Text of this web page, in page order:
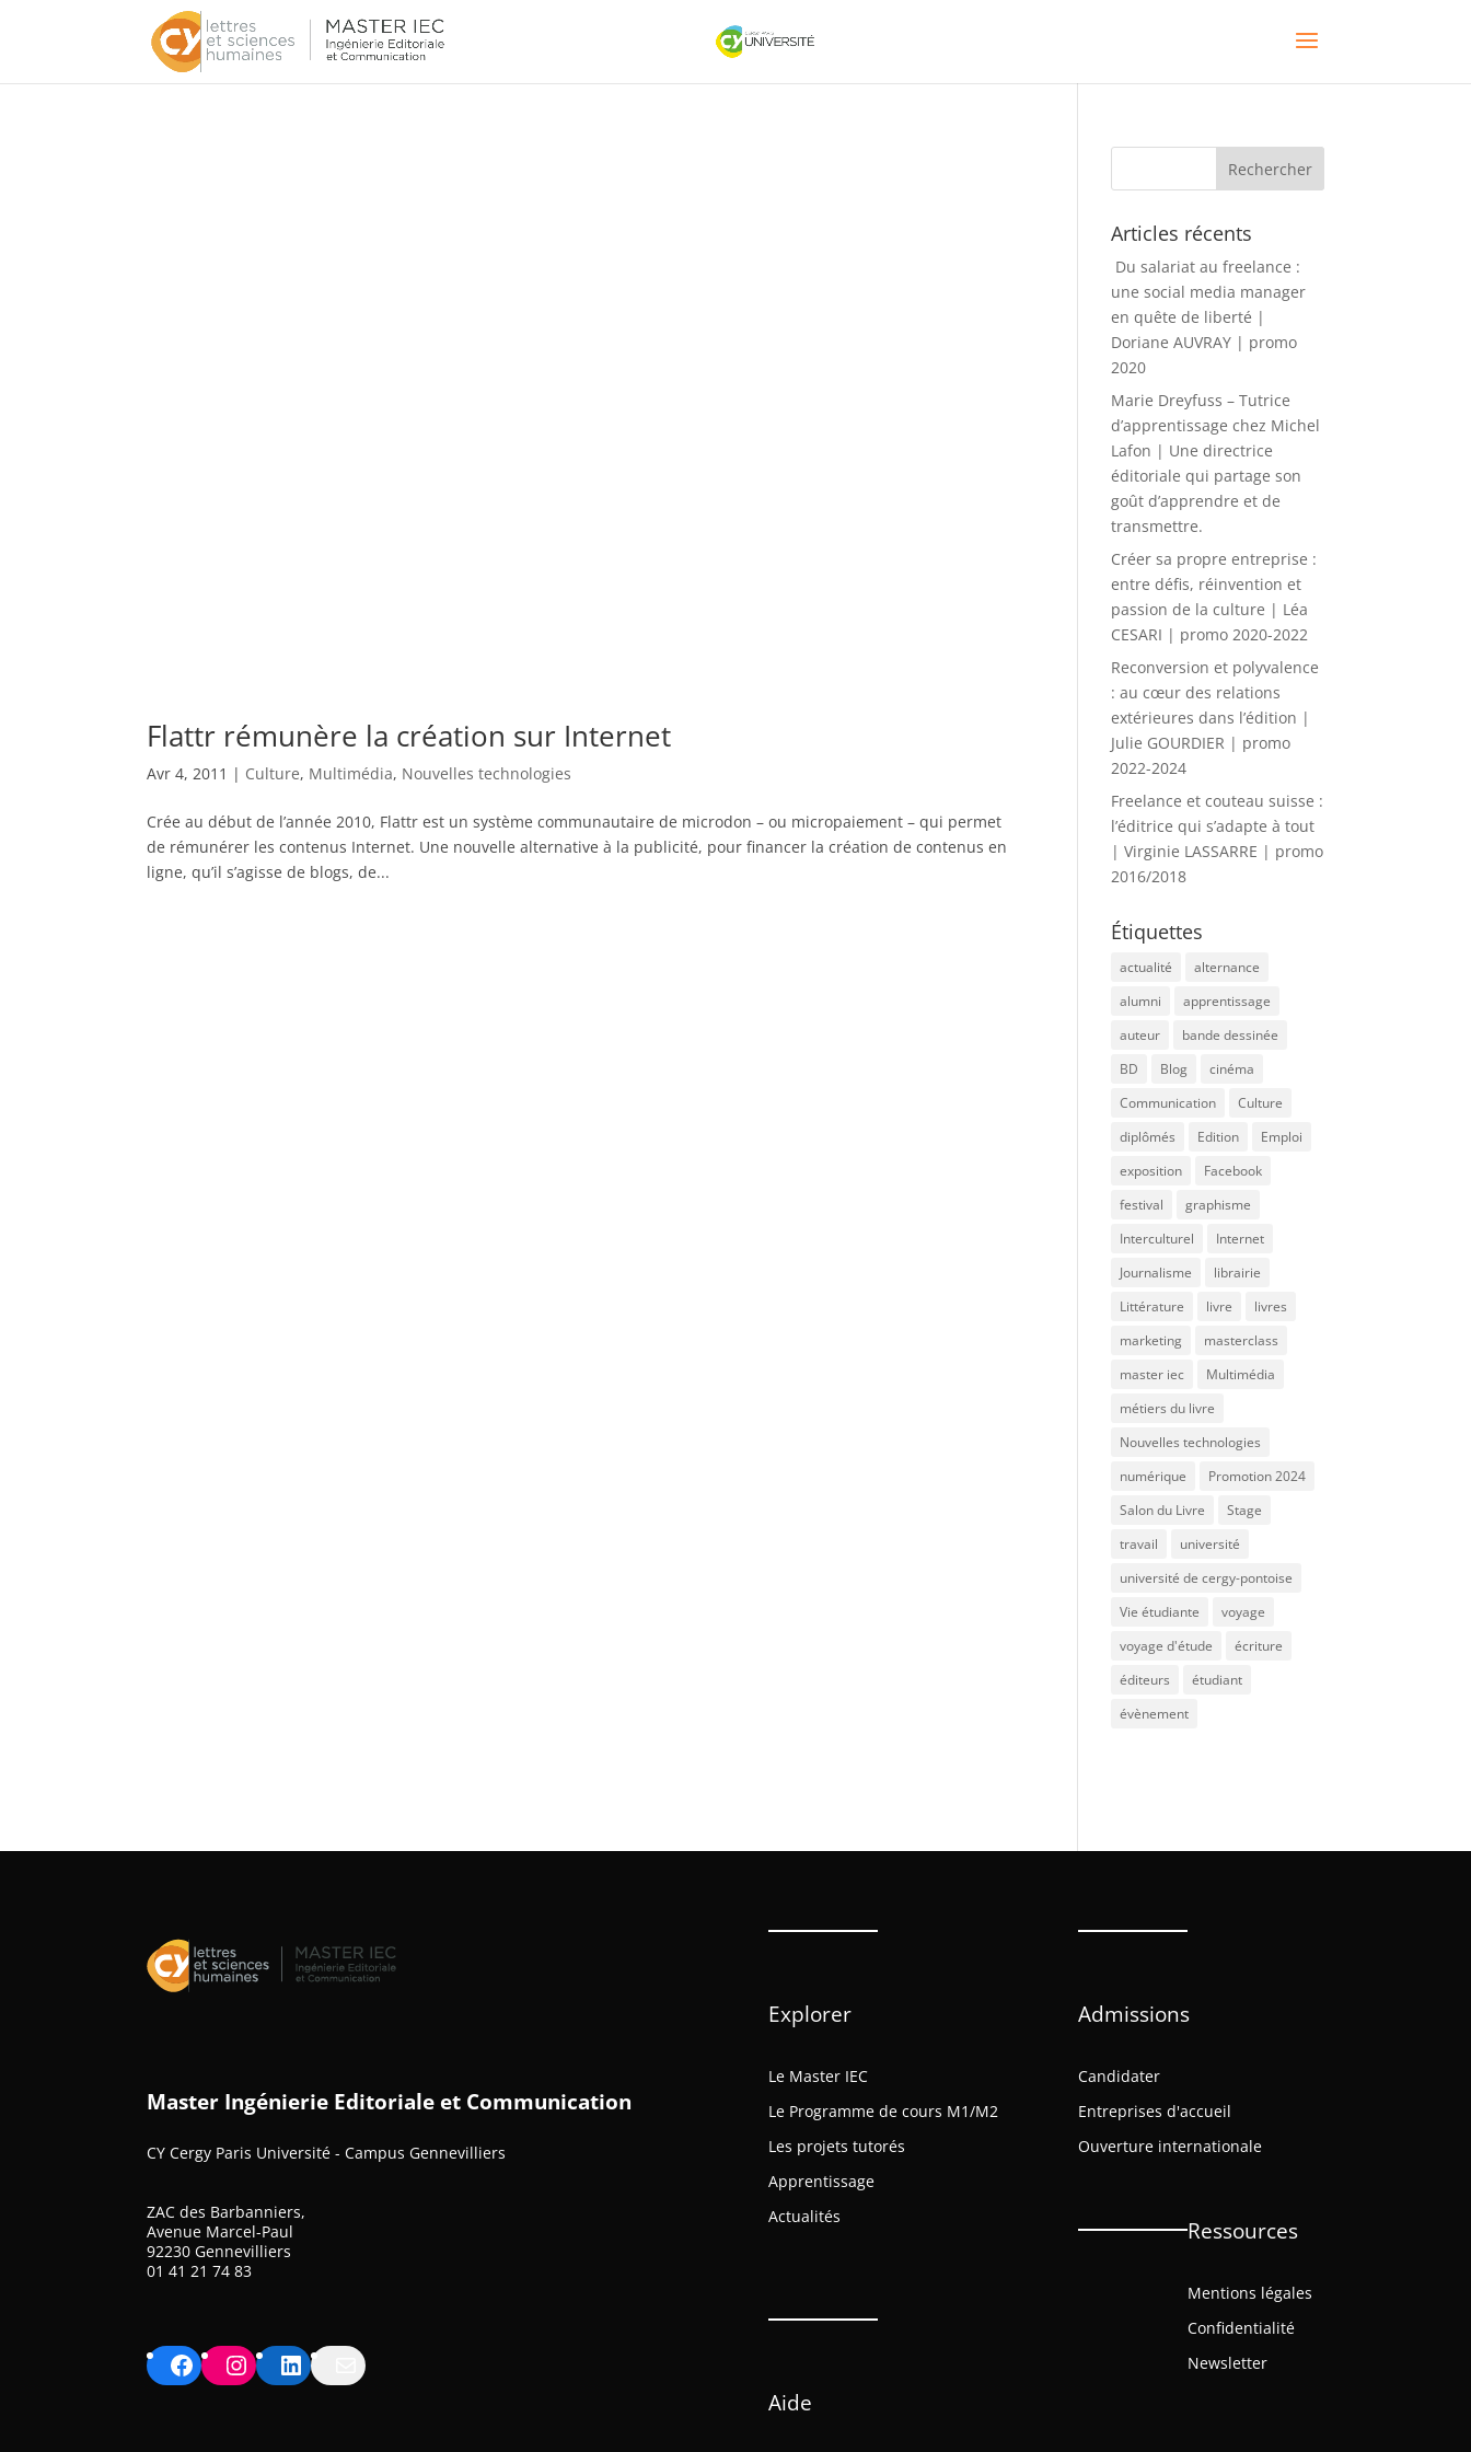
Flattr rémunère la création sur Internet
Avr 4, 2011 | Culture, Multimédia, Nouvelles technologies
Crée au début de l’année 2010, Flattr est un système communautaire de microdon – ou micropaiement – qui permet
de rémunérer les contenus Internet. Une nouvelle alternative à la publicité, pour financer la création de contenus en
ligne, qu’il s’agisse de blogs, de...
Articles récents
Du salariat au freelance :
une social media manager
en quête de liberté |
Doriane AUVRAY | promo
2020
Marie Dreyfuss – Tutrice
d’apprentissage chez Michel
Lafon | Une directrice
éditoriale qui partage son
goût d’apprendre et de
transmettre.
Créer sa propre entreprise :
entre défis, réinvention et
passion de la culture | Léa
CESARI | promo 2020-2022
Reconversion et polyvalence
: au cœur des relations
extérieures dans l’édition |
Julie GOURDIER | promo
2022-2024
Freelance et couteau suisse :
l’éditrice qui s’adapte à tout
| Virginie LASSARRE | promo
2016/2018
Étiquettes
actualité
alternance
alumni
apprentissage
auteur
bande dessinée
BD
Blog
cinéma
Communication
Culture
diplômés
Edition
Emploi
exposition
Facebook
festival
graphisme
Interculturel
Internet
Journalisme
librairie
Littérature
livre
livres
marketing
masterclass
master iec
Multimédia
métiers du livre
Nouvelles technologies
numérique
Promotion 2024
Salon du Livre
Stage
travail
université
université de cergy-pontoise
Vie étudiante
voyage
voyage d'étude
écriture
éditeurs
étudiant
évènement
Master Ingénierie Editoriale et Communication
CY Cergy Paris Université - Campus Gennevilliers
ZAC des Barbanniers,
Avenue Marcel-Paul
92230 Gennevilliers
01 41 21 74 83
Facebook Instagram LinkedIn
Explorer
Le Master IEC
Le Programme de cours M1/M2
Les projets tutorés
Apprentissage
Actualités
Aide
Admissions
Candidater
Entreprises d'accueil
Ouverture internationale
Ressources
Mentions légales
Confidentialité
Newsletter